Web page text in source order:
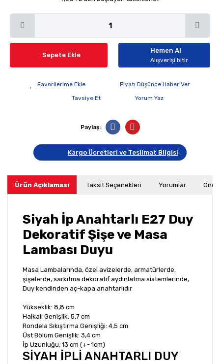
Sepete Ekle
Hemen Al
Alışverişi bitir
Fiyatı Düşünce Haber Ver
Tavsiye Et
Yorum Yaz
Paylaş:
Kargo Ücretleri ve Teslimat Bilgisi
Ürün Açıklaması Taksit Seçenekleri Yorumlar
Siyah İp Anahtarlı E27 Duy
Dekoratif Şişe ve Masa
Lambası Duyu
Masa Lambalarında, özel avizelerde, armatürlerde,
şişelerde, sarkıtma dekoratif aydınlatma sistemlerinde,
Duy kendinden aç-kapa anahtarlıdır
Yükseklik: 8,8 cm
Halkalı Genişlik: 5,7 cm
Rondela Sıkıştırma Genişliği: 4,5 cm
Üst Bölüm Genişlik: 3,4 cm
İp Uzunluğu: 13 cm (+- 1cm)
SİYAH İPLİ ANAHTARLI DUY